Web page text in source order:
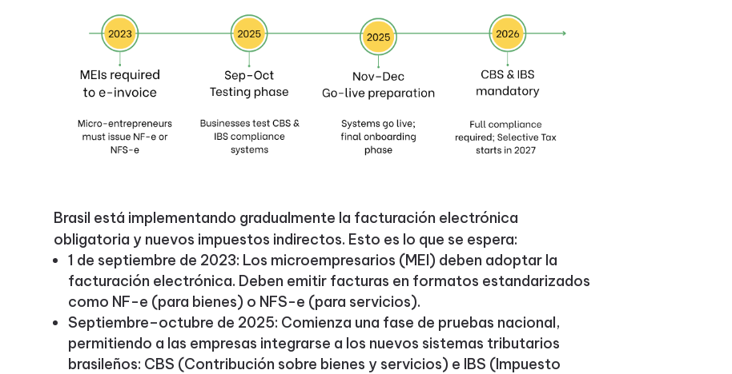
Brasil está implementando gradualmente la facturación electrónica
obligatoria y nuevos impuestos indirectos. Esto es lo que se espera:
1 de septiembre de 2023: Los microempresarios (MEI) deben adoptar la
facturación electrónica. Deben emitir facturas en formatos estandarizados
como NF-e (para bienes) o NFS-e (para servicios).
Septiembre–octubre de 2025: Comienza una fase de pruebas nacional,
permitiendo a las empresas integrarse a los nuevos sistemas tributarios
brasileños: CBS (Contribución sobre bienes y servicios) e IBS (Impuesto